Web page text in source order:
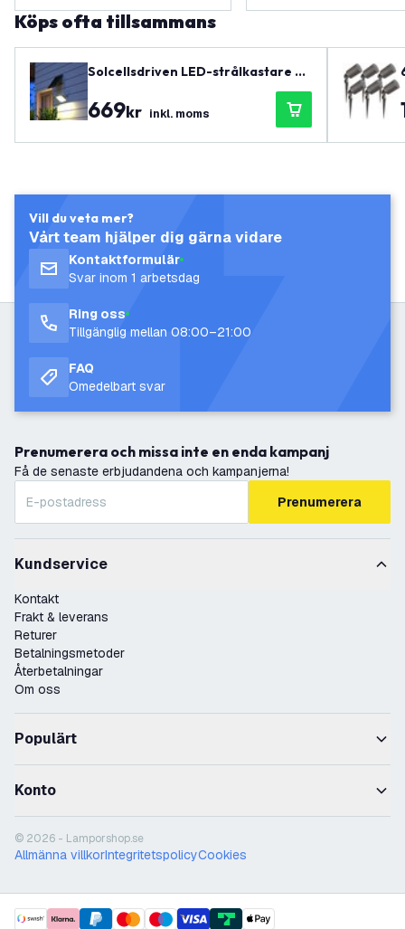
Köps ofta tillsammans
Solcellsdriven LED-strålkastare –
4800 lumen – 4000K – IP65 – 6000
mAh
669kr inkl. moms
Vill du veta mer?
Vårt team hjälper dig gärna vidare
Kontaktformulär
Svar inom 1 arbetsdag
Ring oss
Tillgänglig mellan 08:00–21:00
FAQ
Omedelbart svar
Prenumerera och missa inte en enda kampanj
Få de senaste erbjudandena och kampanjerna!
Prenumerera
Kundservice
Kontakt
Frakt & leverans
Returer
Betalningsmetoder
Återbetalningar
Om oss
Populärt
Konto
© 2026 - Lamporshop.se
Allmänna villkorIntegritetspolicyCookies